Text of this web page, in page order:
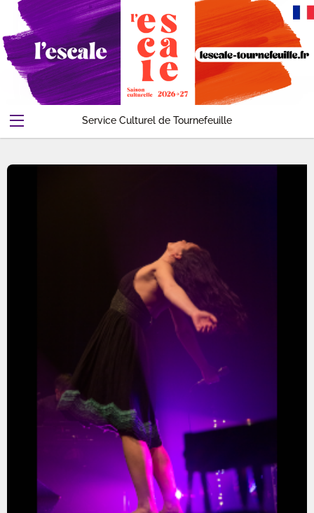
Service Culturel de Tournefeuille